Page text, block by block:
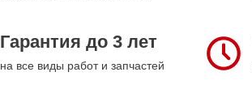
Гарантия до 3 лет
на все виды работ и запчастей